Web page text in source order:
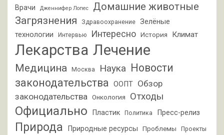
Врачи Дженнифер Лопес
Домашние животные
Загрязнения
Здравоохранение
Зелёные
технологии
Интервью Интересно История Климат
Лекарства Лечение
Медицина Москва Наука Новости
законодательства ООПТ Обзор
законодательства Онкология Отходы
Официально Пластик Политика Пресс-релиз
Природа Природные ресурсы Проблемы Проекты